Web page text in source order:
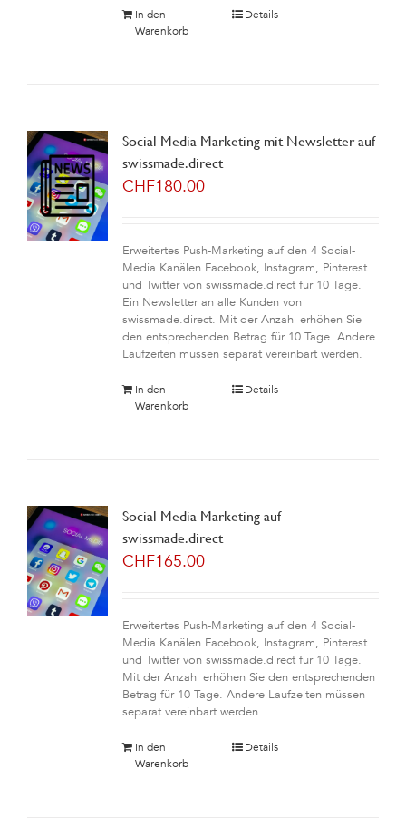
In den
Warenkorb
Details
Social Media Marketing mit Newsletter auf
swissmade.direct
CHF180.00
Erweitertes Push-Marketing auf den 4 Social-
Media Kanälen Facebook, Instagram, Pinterest
und Twitter von swissmade.direct für 10 Tage.
Ein Newsletter an alle Kunden von
swissmade.direct. Mit der Anzahl erhöhen Sie
den entsprechenden Betrag für 10 Tage. Andere
Laufzeiten müssen separat vereinbart werden.
In den
Warenkorb
Details
Social Media Marketing auf
swissmade.direct
CHF165.00
Erweitertes Push-Marketing auf den 4 Social-
Media Kanälen Facebook, Instagram, Pinterest
und Twitter von swissmade.direct für 10 Tage.
Mit der Anzahl erhöhen Sie den entsprechenden
Betrag für 10 Tage. Andere Laufzeiten müssen
separat vereinbart werden.
In den
Warenkorb
Details